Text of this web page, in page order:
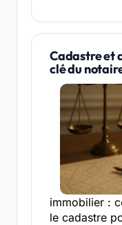
Cadastre et
clé du
immobilier :
le cadastre